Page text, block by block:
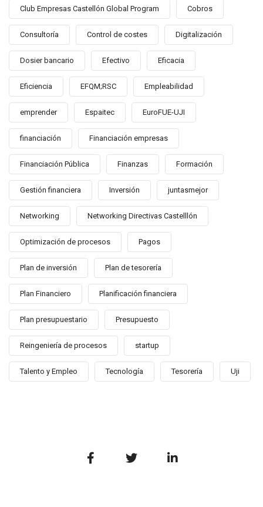
Club Empresas Castellón Global Program Cobros
Consultoría Control de costes Digitalización
Dosier bancario Efectivo Eficacia
Eficiencia EFQM;RSC Empleabilidad
emprender Espaitec EuroFUE-UJI
financiación Financiación empresas
Financiación Pública Finanzas Formación
Gestión financiera Inversión juntasmejor
Networking Networking Directivas Castelllón
Optimización de procesos Pagos
Plan de inversión Plan de tesorería
Plan Financiero Planificación financiera
Plan presupuestario Presupuesto
Reingeniería de procesos startup
Talento y Empleo Tecnología Tesorería Uji